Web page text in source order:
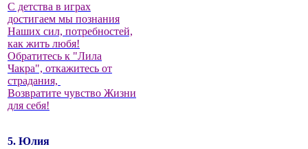
С детства в играх
достигаем мы познания
Наших сил, потребностей,
как жить любя!
Обратитесь к "Лила
Чакра", откажитесь от
страдания,
Возвратите чувство Жизни
для себя!
5. Юлия